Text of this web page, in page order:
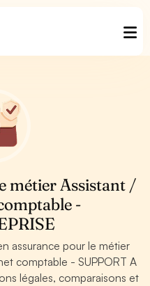
métier Assistant /
-
assurance pour le métier
comptable - SUPPORT A
légales, comparaisons et